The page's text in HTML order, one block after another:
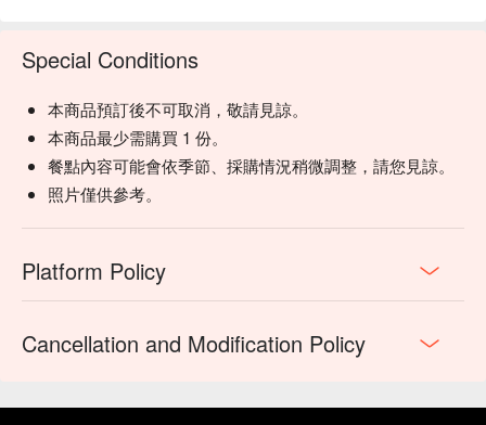
Special Conditions
本商品預訂後不可取消，敬請見諒。
本商品最少需購買 1 份。
餐點內容可能會依季節、採購情況稍微調整，請您見諒。
照片僅供參考。
Platform Policy
Cancellation and Modification Policy